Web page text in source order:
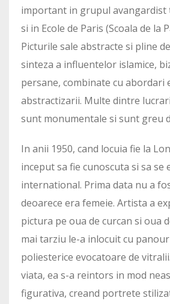
important in grupul avangardist
si in Ecole de Paris (Scoala de la
Picturile sale abstracte si pline
sinteza a influentelor islamice,
persane, combinate cu abordari
abstractizarii. Multe dintre
sunt monumentale si sunt greu
In anii 1950, cand locuia fie la
inceput sa fie cunoscuta si sa se
international. Prima data nu a
deoarece era femeie. Artista a
pictura pe oua de curcan si oua
mai tarziu le-a inlocuit cu
poliesterice evocatoare de
viata, ea s-a reintors in mod
figurativa, creand portrete